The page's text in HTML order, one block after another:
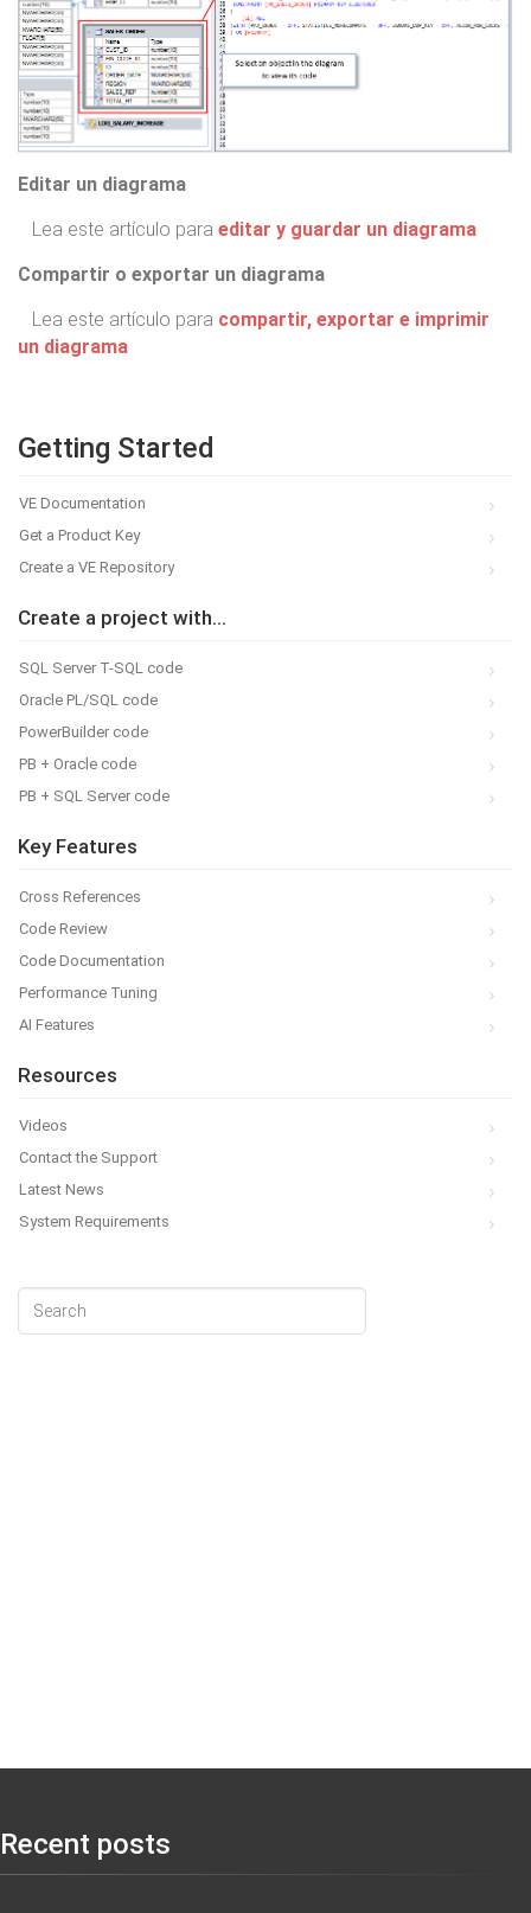
Editar un diagrama
Lea este artículo para editar y guardar un diagrama
Compartir o exportar un diagrama
Lea este artículo para compartir, exportar e imprimir
un diagrama
Getting Started
VE Documentation
Get a Product Key
Create a VE Repository
Create a project with...
SQL Server T-SQL code
Oracle PL/SQL code
PowerBuilder code
PB + Oracle code
PB + SQL Server code
Key Features
Cross References
Code Review
Code Documentation
Performance Tuning
AI Features
Resources
Videos
Contact the Support
Latest News
System Requirements
Recent posts